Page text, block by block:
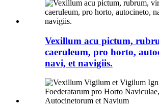
Vexillum acu pictum,
caeruleum, pro horto,
navi, et navigiis.